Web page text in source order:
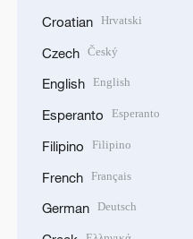
Croatian Hrvatski
Czech Český
English English
Esperanto Esperanto
Filipino Filipino
French Français
German Deutsch